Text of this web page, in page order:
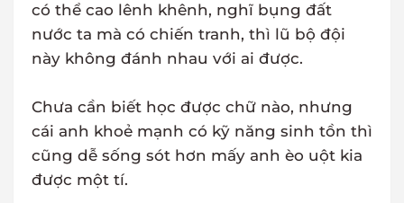
có thể cao lênh khênh, nghĩ bụng đất
nước ta mà có chiến tranh, thì lũ bộ đội
này không đánh nhau với ai được.
Chưa cần biết học được chữ nào, nhưng
cái anh khoẻ mạnh có kỹ năng sinh tồn thì
cũng dễ sống sót hơn mấy anh èo uột kia
được một tí.